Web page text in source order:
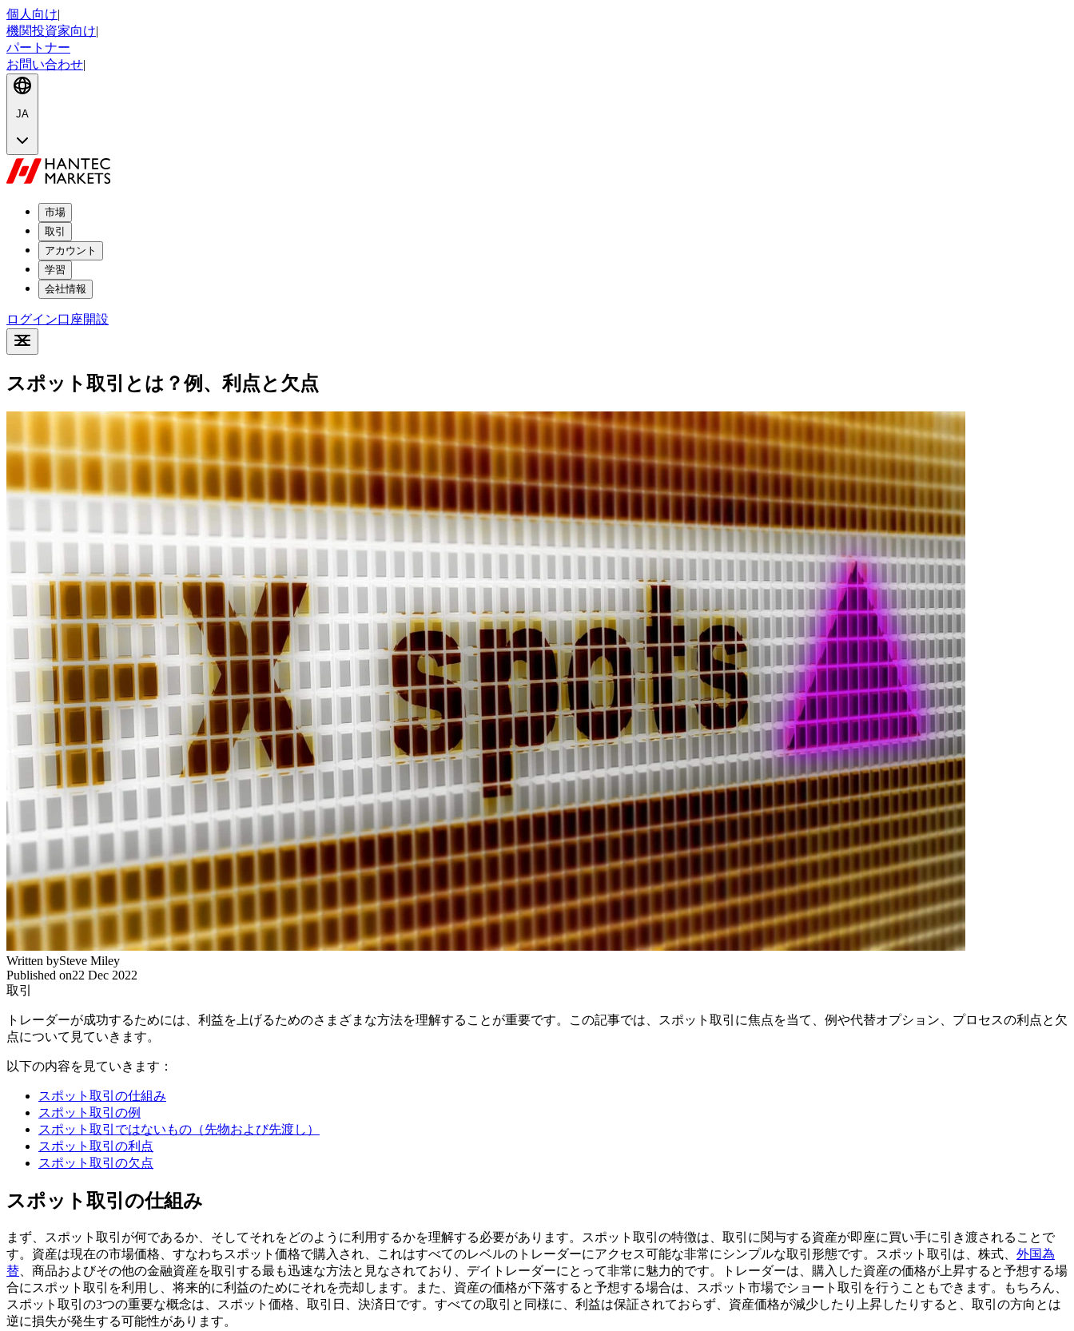
個人向け|
機関投資家向け|
パートナー
お問い合わせ|
JA
市場
取引
アカウント
学習
会社情報
ログイン口座開設
スポット取引とは？例、利点と欠点
Written bySteve Miley
Published on22 Dec 2022
取引
トレーダーが成功するためには、利益を上げるためのさまざまな方法を理解することが重要です。この記事では、スポット取引に焦点を当て、例や代替オプション、プロセスの利点と欠
点について見ていきます。
以下の内容を見ていきます：
スポット取引の仕組み
スポット取引の例
スポット取引ではないもの（先物および先渡し）
スポット取引の利点
スポット取引の欠点
スポット取引の仕組み
まず、スポット取引が何であるか、そしてそれをどのように利用するかを理解する必要があります。スポット取引の特徴は、取引に関与する資産が即座に買い手に引き渡されることで
す。資産は現在の市場価格、すなわちスポット価格で購入され、これはすべてのレベルのトレーダーにアクセス可能な非常にシンプルな取引形態です。スポット取引は、株式、 外国為
替 、商品およびその他の金融資産を取引する最も迅速な方法と見なされており、デイトレーダーにとって非常に魅力的です。トレーダーは、購入した資産の価格が上昇すると予想する場
合にスポット取引を利用し、将来的に利益のためにそれを売却します。また、資産の価格が下落すると予想する場合は、スポット市場でショート取引を行うこともできます。もちろん、
スポット取引の3つの重要な概念は、スポット価格、取引日、決済日です。すべての取引と同様に、利益は保証されておらず、資産価格が減少したり上昇したりすると、取引の方向とは
逆に損失が発生する可能性があります。